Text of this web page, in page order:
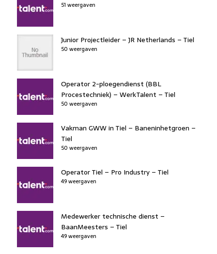
51 weergaven
Junior Projectleider – JR Netherlands – Tiel
50 weergaven
Operator 2-ploegendienst (BBL
Procestechniek) – WerkTalent – Tiel
50 weergaven
Vakman GWW in Tiel – Baneninhetgroen –
Tiel
50 weergaven
Operator Tiel – Pro Industry – Tiel
49 weergaven
Medewerker technische dienst –
BaanMeesters – Tiel
49 weergaven